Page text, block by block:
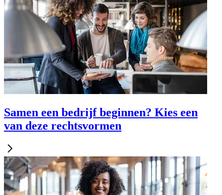
Samen een bedrijf beginnen? Kies een
van deze rechtsvormen